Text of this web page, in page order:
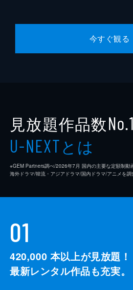
今すぐ観る
見放題作品数No.1
U-NEXTとは
※GEM Partners調べ/2026年7⽉ 国内の主要な定額制動
海外ドラマ/韓流・アジアドラマ/国内ドラマ/アニメを調
01
420,000 本以上が見放題！
最新レンタル作品も充実。